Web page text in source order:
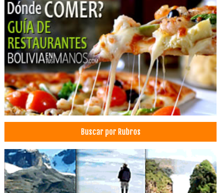
Ginecología
Médicos Ginecólogos y Obstetras
Médico ginecólogo
Laboratorios de Análisis Clínicos
Laboratorios Médicos
Acné
Centro médico especializado en diagnóstico
Centros de Estética Corporal
Médicos Traumatólogos
Rehabilitación
Tratamientos para la piel
Buscar por Rubros